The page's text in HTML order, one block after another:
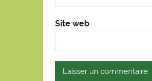
Site web